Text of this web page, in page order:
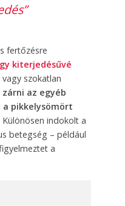
fertőzésre
kiterjedésűvé
vagy szokatlan
zárni az egyéb
pikkelysömört
Különösen indokolt a
betegség – például
a